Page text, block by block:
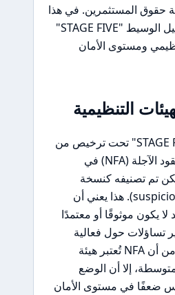
حقوق المستثمرين. في هذا
السياق، سنقوم بتحليل الوسيط "STAGE FIVE"
ومستوى الأمان
التنظيمية
يعمل الوسيط "STAGE FIVE" تحت ترخيص من
الجمعية الوطنية للعقود الآجلة (NFA) في
تم تصنيفه كنسخة
مشبوهة (suspicious clone). هذا يعني أن
يكون موثوقًا أو معتمدًا
تساؤلات حول فعالية
الرقابة. على الرغم من أن NFA تُعتبر هيئة
إلا أن الوضع
ضعفًا في مستوى الأمان